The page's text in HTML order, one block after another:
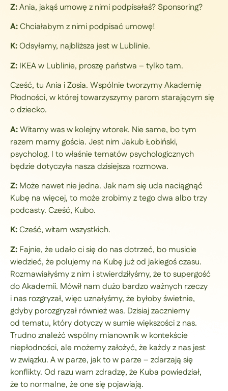
Z:Ania, jakąś umowę z nimi podpisałaś? Sponsoring?
A:Chciałabym z nimi podpisać umowę!
K:Odsyłamy, najbliższa jest w Lublinie.
Z: IKEA w Lublinie, proszę państwa – tylko tam.
Cześć, tu Ania i Zosia. Wspólnie tworzymy Akademię
Płodności, w której towarzyszymy parom starającym się
o dziecko.
A:Witamy was w kolejny wtorek. Nie same, bo tym
razem mamy gościa. Jest nim Jakub Łobiński,
psycholog. I to właśnie tematów psychologicznych
będzie dotyczyła nasza dzisiejsza rozmowa.
Z: Może nawet nie jedna. Jak nam się uda naciągnąć
Kubę na więcej, to może zrobimy z tego dwa albo trzy
podcasty. Cześć, Kubo.
K:Cześć, witam wszystkich.
Z: Fajnie, że udało ci się do nas dotrzeć, bo musicie
wiedzieć, że polujemy na Kubę już od jakiegoś czasu.
Rozmawiałyśmy z nim i stwierdziłyśmy, że to supergość
do Akademii. Mówił nam dużo bardzo ważnych rzeczy
i nas rozgryzał, więc uznałyśmy, że byłoby świetnie,
gdyby porozgryzał również was. Dzisiaj zaczniemy
od tematu, który dotyczy w sumie większości z nas.
Trudno znaleźć wspólny mianownik w kontekście
niepłodności, ale możemy założyć, że każdy z nas jest
w związku. A w parze, jak to w parze – zdarzają się
konflikty. Od razu wam zdradzę, że Kuba powiedział,
że to normalne, że one się pojawiają.